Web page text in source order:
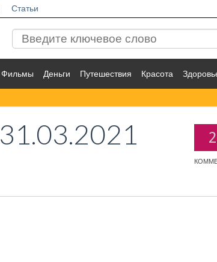
Статьи
Фильмы Деньги Путешествия Красота
2
31.03.2021